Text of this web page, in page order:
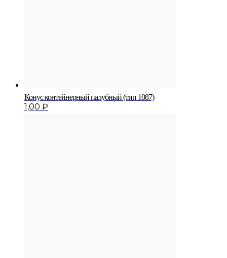
Конус контейнерный па­лубный (тип 1087)
1,00 ₽